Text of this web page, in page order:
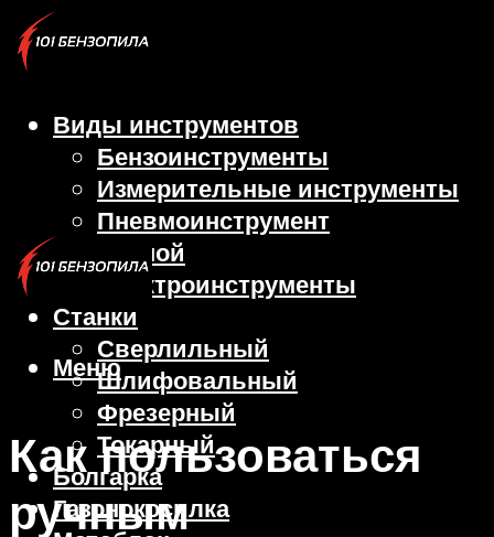
Виды инструментов
Бензоинструменты
Измерительные инструменты
Пневмоинструмент
Ручной
Электроинструменты
Станки
Сверлильный
Шлифовальный
Фрезерный
Токарный
Болгарка
Газонокосилка
Меню
Как пользоваться
ручным